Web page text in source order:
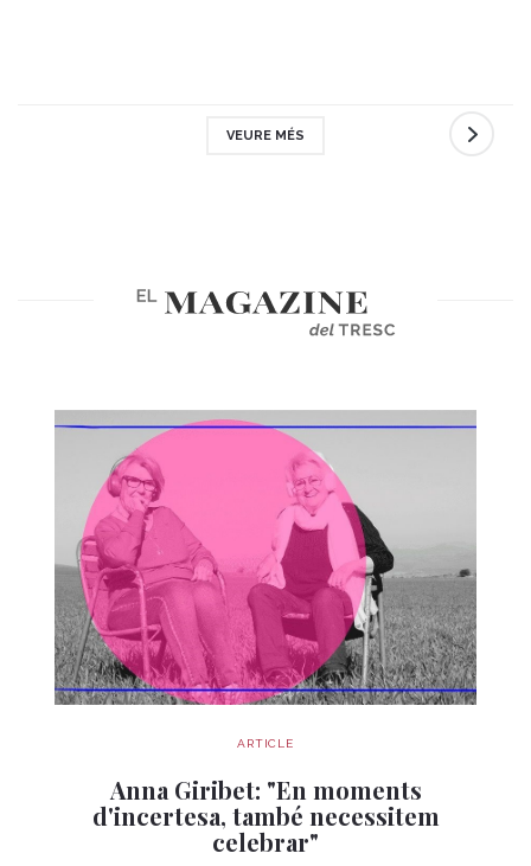
VEURE MÉS
ARTICLE
Anna Giribet: "En moments
d'incertesa, també necessitem
celebrar"